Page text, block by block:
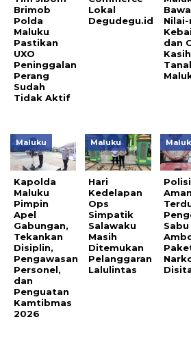
Brimob
Polda
Maluku
Pastikan
UXO
Peninggalan
Perang
Sudah
Tidak Aktif
Lokal
Degudegu.id
dan
Maluku
Kapolda
Maluku
Pimpin
Apel
Gabungan,
Tekankan
Disiplin,
Pengawasan
Personel,
dan
Penguatan
Kamtibmas
2026
Maluku
Hari
Kedelapan
Ops
Simpatik
Salawaku
Masih
Ditemukan
Pelanggaran
Lalulintas
Polisi